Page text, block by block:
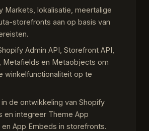
Markets, lokalisatie, meertalige
storefronts aan op basis van
Admin API, Storefront API,
Metafields en Metaobjects om
winkelfunctionaliteit op te
de ontwikkeling van Shopify
en integreer Theme App
en App Embeds in storefronts.